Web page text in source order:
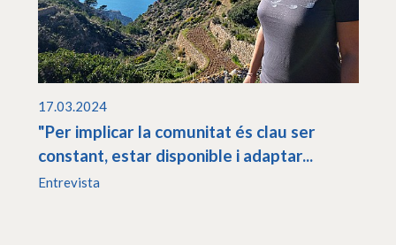
17.03.2024
"Per implicar la comunitat és clau ser
constant, estar disponible i adaptar...
Entrevista